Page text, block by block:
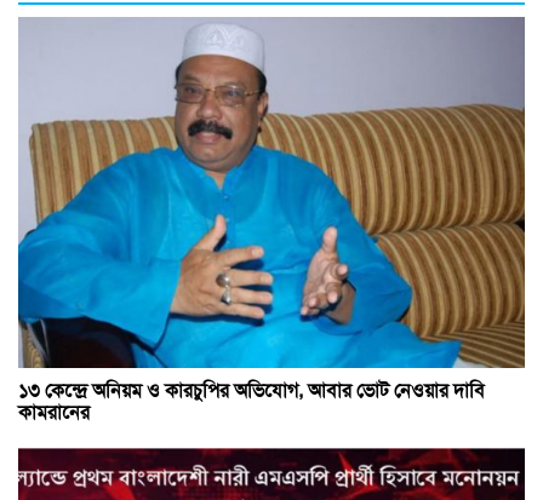
১৩ কেন্দ্রে অনিয়ম ও কারচুপির অভিযোগ, আবার ভোট নেওয়ার দাবি
কামরানের